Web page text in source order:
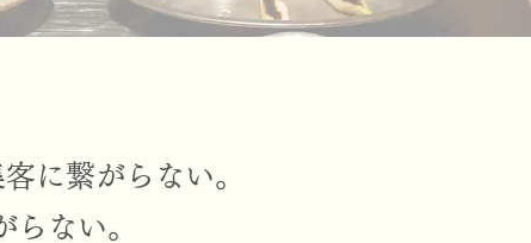
に繋がらない。
ない。